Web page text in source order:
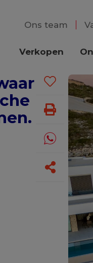
Ons team
Verkopen